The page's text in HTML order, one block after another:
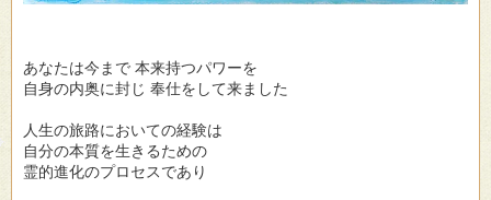
あなたは今まで 本来持つパワーを
自身の内奥に封じ 奉仕をして来ました
人生の旅路においての経験は
自分の本質を生きるための
霊的進化のプロセスであり